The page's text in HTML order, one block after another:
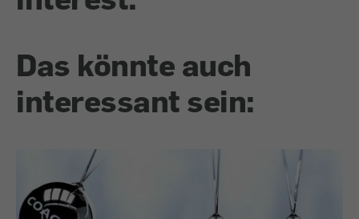
Das könnte auch
interessant sein: